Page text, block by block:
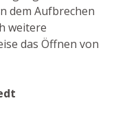
dem Aufbrechen
weitere
das Öffnen von